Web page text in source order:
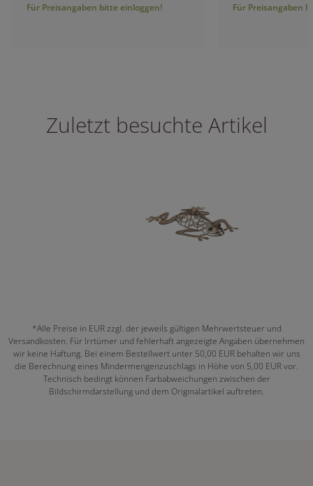
Für Preisangaben bitte einloggen! Für Preisangaben
Zuletzt besuchte Artikel
*Alle Preise in EUR zzgl. der jeweils gültigen Mehrwertsteuer und
Versandkosten. Für Irrtümer und fehlerhaft angezeigte Angaben übernehmen
wir keine Haftung. Bei einem Bestellwert unter 50,00 EUR behalten wir uns
die Berechnung eines Mindermengenzuschlags in Höhe von 5,00 EUR vor.
Technisch bedingt können Farbabweichungen zwischen der
Bildschirmdarstellung und dem Originalartikel auftreten.